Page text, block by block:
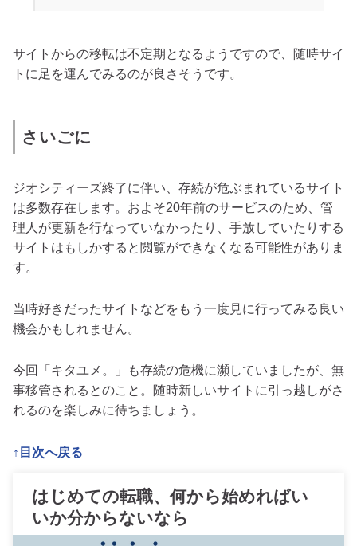
サイトからの移転は不定期となるようですので、随時サイ
トに足を運んでみるのが良さそうです。
さいごに
ジオシティーズ終了に伴い、存続が危ぶまれているサイト
は多数存在します。およそ20年前のサービスのため、管
理人が更新を行なっていなかったり、手放していたりする
サイトはもしかすると閲覧ができなくなる可能性がありま
す。
当時好きだったサイトなどをもう一度見に行ってみる良い
機会かもしれません。
今回「キタユメ。」も存続の危機に瀕していましたが、無
事移管されるとのこと。随時新しいサイトに引っ越しがさ
れるのを楽しみに待ちましょう。
↑目次へ戻る
はじめての転職、何から始めればい
いか分からないなら